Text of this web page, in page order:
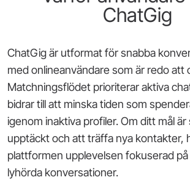
ChatGig
ChatGig är utformat för snabba
med onlineanvändare som är redo att
Matchningsflödet prioriterar aktiva
bidrar till att minska tiden som
igenom inaktiva profiler. Om ditt mål är
upptäckt och att träffa nya kontakter,
plattformen upplevelsen fokuserad på
lyhörda konversationer.